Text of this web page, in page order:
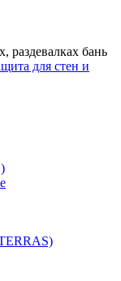
раздевалках бань
для стен и